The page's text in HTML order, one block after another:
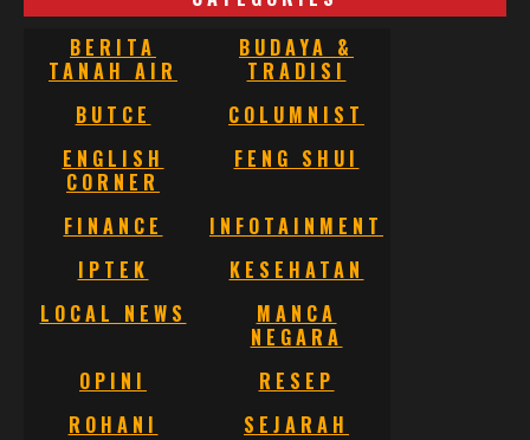
BERITA
TANAH AIR
BUDAYA &
TRADISI
BUTCE
COLUMNIST
ENGLISH
CORNER
FENG SHUI
FINANCE
INFOTAINMENT
IPTEK
KESEHATAN
LOCAL NEWS
MANCA
NEGARA
OPINI
RESEP
ROHANI
SEJARAH